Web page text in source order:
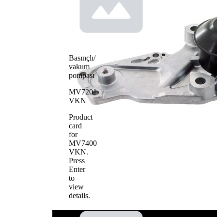
Basınçlı/
vakum
pompası
MV7201
VKN
Product
card
for
MV7400
VKN.
Press
Enter
to
view
details.